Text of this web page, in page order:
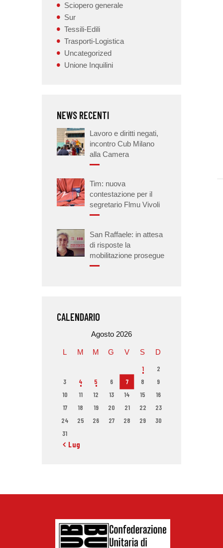
Sciopero generale
Sur
Tessili-Edili
Trasporti-Logistica
Uncategorized
Unione Inquilini
NEWS RECENTI
Lavoro e diritti negati,
incontro Cub Milano
alla Camera
Tim: nuova
contestazione per il
segretario Flmu Vivoli
San Raffaele: in attesa
di risposte la
mobilitazione prosegue
CALENDARIO
Agosto 2026
L M M G V S D
1
2
3
4 5 6 7 8
9
10
11 12 13 14 15
16
17
18 19 20 21 22
23
24
25 26 27 28 29
30
31
« Lug